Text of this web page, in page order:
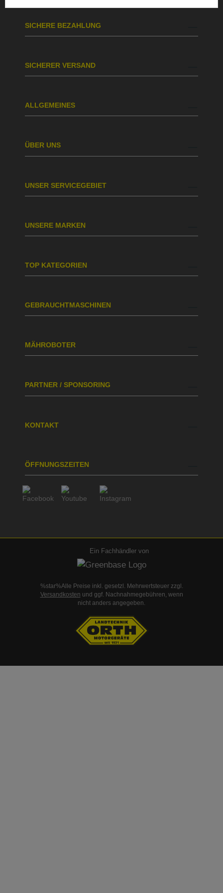
SICHERE BEZAHLUNG
SICHERER VERSAND
ALLGEMEINES
ÜBER UNS
UNSER SERVICEGEBIET
UNSERE MARKEN
TOP KATEGORIEN
GEBRAUCHTMASCHINEN
MÄHROBOTER
PARTNER / SPONSORING
KONTAKT
ÖFFNUNGSZEITEN
Ein Fachhändler von
%star%Alle Preise inkl. gesetzl. Mehrwertsteuer zzgl.
Versandkosten und ggf. Nachnahmegebühren, wenn
nicht anders angegeben.